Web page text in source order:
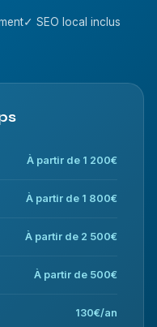
✓ SEO local inclus
À partir de 1 200€
À partir de 1 800€
À partir de 2 500€
À partir de 500€
130€/an